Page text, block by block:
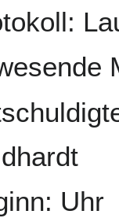
Uhr